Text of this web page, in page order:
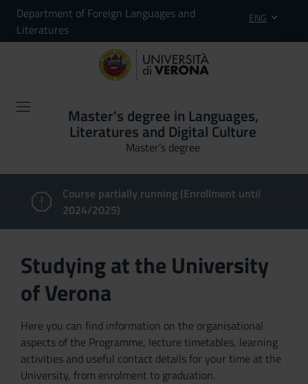
Department of Foreign Languages and
Literatures
ENG
Master's degree in Languages,
Literatures and Digital Culture
Master’s degree
Course partially running (Enrollment until
2024/2025)
Studying at the University
of Verona
Here you can find information on the organisational
aspects of the Programme, lecture timetables, learning
activities and useful contact details for your time at the
University, from enrolment to graduation.